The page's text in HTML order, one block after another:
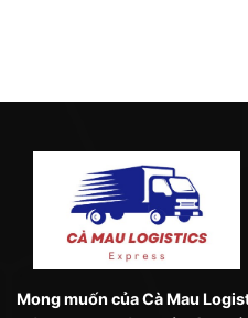
Mong muốn của Cà Mau